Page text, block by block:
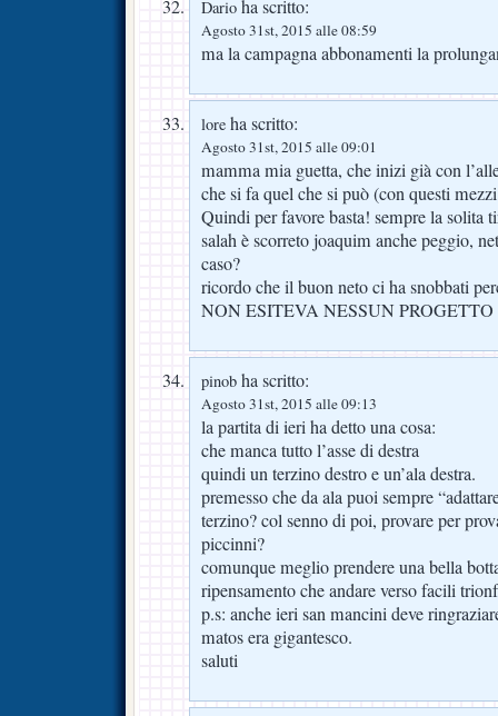
Dario ha scritto:
Agosto 31st, 2015 alle 08:59
ma la campagna abbonamenti la
lore ha scritto:
Agosto 31st, 2015 alle 09:01
mamma mia guetta, che inizi già con
che si fa quel che si può (con questi
Quindi per favore basta! sempre la solita
salah è scorreto joaquim anche peggio,
caso?
ricordo che il buon neto ci ha snobbati
NON ESITEVA NESSUN
pinob ha scritto:
Agosto 31st, 2015 alle 09:13
la partita di ieri ha detto una cosa:
che manca tutto l’asse di destra
quindi un terzino destro e un’ala destra.
premesso che da ala puoi sempre
terzino? col senno di poi, provare per
piccinni?
comunque meglio prendere una bella
ripensamento che andare verso facili
p.s: anche ieri san mancini deve
matos era gigantesco.
saluti